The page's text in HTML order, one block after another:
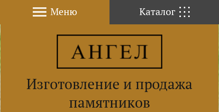
Меню
Изготовление и продажа
памятников
Каталог